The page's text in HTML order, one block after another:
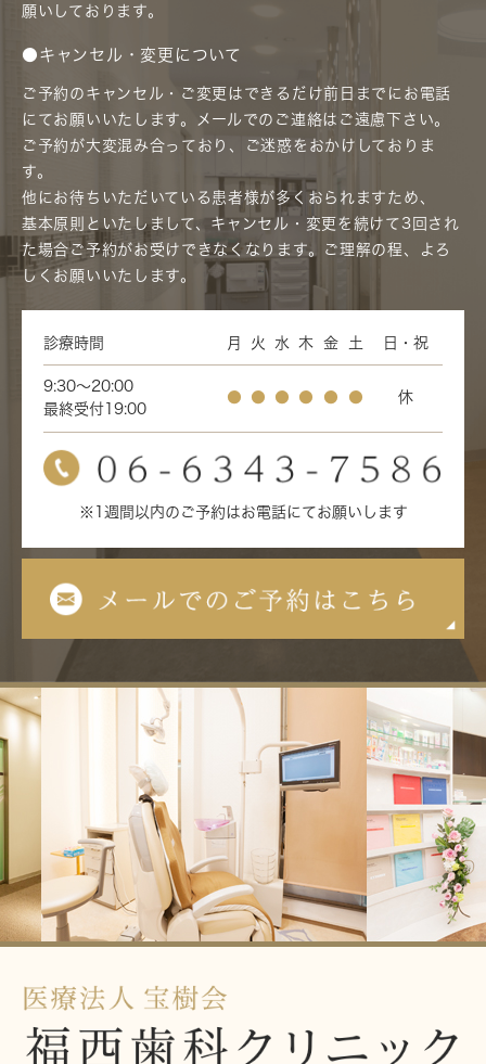
願いしております。
●キャンセル・変更について
ご予約のキャンセル・ご変更はできるだけ前日までにお電話
にてお願いいたします。メールでのご連絡はご遠慮下さい。
ご予約が大変混み合っており、ご迷惑をおかけしておりま
す。
他にお待ちいただいている患者様が多くおられますため、
基本原則といたしまして、キャンセル・変更を続けて3回され
た場合ご予約がお受けできなくなります。ご理解の程、よろ
しくお願いいたします。
診療時間 月 火 水 木 金 土 日・祝
9:30～20:00
最終受付19:00
● ● ● ● ● ● 休
※1週間以内のご予約はお電話にてお願いします